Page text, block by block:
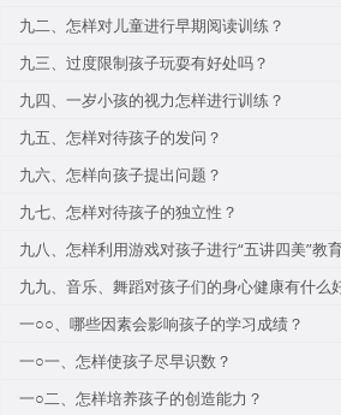
九二、怎样对儿童进行早期阅读训练？
九三、过度限制孩子玩耍有好处吗？
九四、一岁小孩的视力怎样进行训练？
九五、怎样对待孩子的发问？
九六、怎样向孩子提出问题？
九七、怎样对待孩子的独立性？
九八、怎样利用游戏对孩子进行“五讲四美”教
九九、音乐、舞蹈对孩子们的身心健康有什么
一○○、哪些因素会影响孩子的学习成绩？
一○一、怎样使孩子尽早识数？
一○二、怎样培养孩子的创造能力？